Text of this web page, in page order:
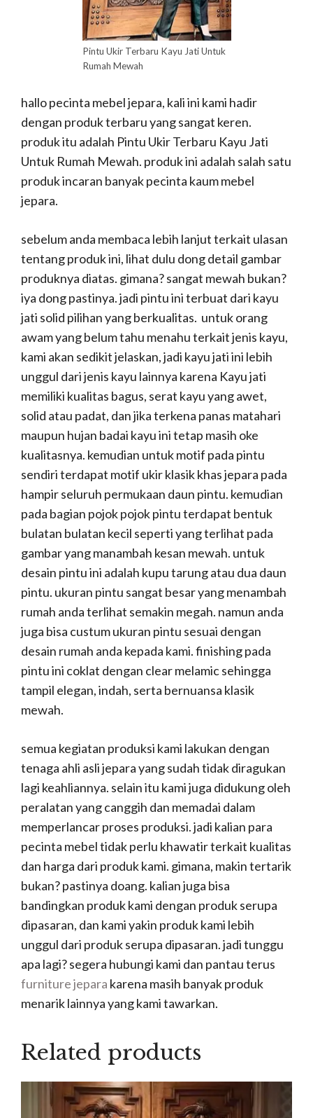
Pintu Ukir Terbaru Kayu Jati Untuk
Rumah Mewah
hallo pecinta mebel jepara, kali ini kami hadir
dengan produk terbaru yang sangat keren.
produk itu adalah Pintu Ukir Terbaru Kayu Jati
Untuk Rumah Mewah. produk ini adalah salah satu
produk incaran banyak pecinta kaum mebel
jepara.
sebelum anda membaca lebih lanjut terkait ulasan
tentang produk ini, lihat dulu dong detail gambar
produknya diatas. gimana? sangat mewah bukan?
iya dong pastinya. jadi pintu ini terbuat dari kayu
jati solid pilihan yang berkualitas. untuk orang
awam yang belum tahu menahu terkait jenis kayu,
kami akan sedikit jelaskan, jadi kayu jati ini lebih
unggul dari jenis kayu lainnya karena Kayu jati
memiliki kualitas bagus, serat kayu yang awet,
solid atau padat, dan jika terkena panas matahari
maupun hujan badai kayu ini tetap masih oke
kualitasnya. kemudian untuk motif pada pintu
sendiri terdapat motif ukir klasik khas jepara pada
hampir seluruh permukaan daun pintu. kemudian
pada bagian pojok pojok pintu terdapat bentuk
bulatan bulatan kecil seperti yang terlihat pada
gambar yang manambah kesan mewah. untuk
desain pintu ini adalah kupu tarung atau dua daun
pintu. ukuran pintu sangat besar yang menambah
rumah anda terlihat semakin megah. namun anda
juga bisa custum ukuran pintu sesuai dengan
desain rumah anda kepada kami. finishing pada
pintu ini coklat dengan clear melamic sehingga
tampil elegan, indah, serta bernuansa klasik
mewah.
semua kegiatan produksi kami lakukan dengan
tenaga ahli asli jepara yang sudah tidak diragukan
lagi keahliannya. selain itu kami juga didukung oleh
peralatan yang canggih dan memadai dalam
memperlancar proses produksi. jadi kalian para
pecinta mebel tidak perlu khawatir terkait kualitas
dan harga dari produk kami. gimana, makin tertarik
bukan? pastinya doang. kalian juga bisa
bandingkan produk kami dengan produk serupa
dipasaran, dan kami yakin produk kami lebih
unggul dari produk serupa dipasaran. jadi tunggu
apa lagi? segera hubungi kami dan pantau terus
furniture jepara karena masih banyak produk
menarik lainnya yang kami tawarkan.
Related products